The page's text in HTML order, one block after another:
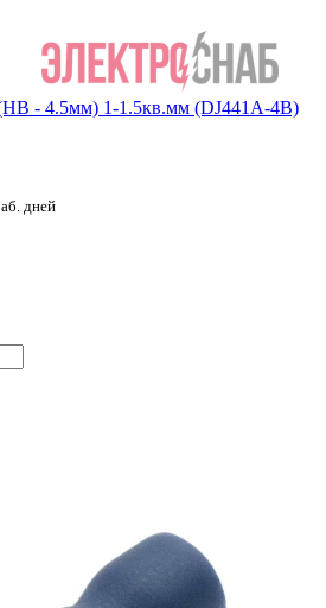
- 4.5мм) 1-1.5кв.мм (DJ441A-4B)
дней